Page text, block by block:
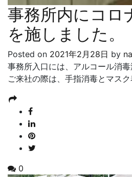
事務所内にコロ
を施しました。
Posted on 2021年2月28日 by
事務所入口には、アルコール消毒
ご来社の際は、手指消毒とマスク
0